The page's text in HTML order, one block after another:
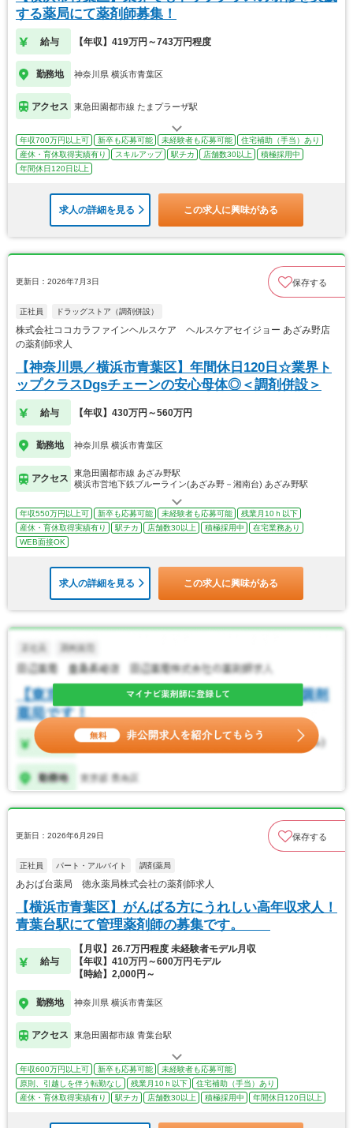
する薬局にて薬剤師募集！
給与 【年収】419万円～743万円程度
勤務地 神奈川県 横浜市青葉区
アクセス 東急田園都市線 たまプラーザ駅
年収700万円以上可 新卒も応募可能 未経験者も応募可能
住宅補助（手当）あり
産休・育休取得実績有り
スキルアップ 駅チカ 店舗数30以上
積極採用中
年間休日120日以上
求人の詳細を見る この求人に興味がある
更新日：2026年7月3日 保存する
正社員 ドラッグストア（調剤併設）
株式会社ココカラファインヘルスケア ヘルスケアセイジョー あざみ野店
の薬剤師求人
【神奈川県／横浜市青葉区】年間休日120日☆業界ト
ップクラスDgsチェーンの安心母体◎＜調剤併設＞
給与 【年収】430万円～560万円
勤務地 神奈川県 横浜市青葉区
アクセス
東急田園都市線 あざみ野駅
横浜市営地下鉄ブルーライン(あざみ野－湘南台) あざみ野駅
年収550万円以上可 新卒も応募可能 未経験者も応募可能
残業月10ｈ以下
産休・育休取得実績有り
駅チカ 店舗数30以上 積極採用中
在宅業務あり
WEB面接OK
求人の詳細を見る この求人に興味がある
更新日：2026年6月29日 保存する
正社員 パート・アルバイト 調剤薬局
あおば台薬局 徳永薬局株式会社の薬剤師求人
【横浜市青葉区】がんばる方にうれしい高年収求人！
青葉台駅にて管理薬剤師の募集です。
給与
【月収】26.7万円程度 未経験者モデル月収
【年収】410万円～600万円モデル
【時給】2,000円～
勤務地 神奈川県 横浜市青葉区
アクセス 東急田園都市線 青葉台駅
年収600万円以上可 新卒も応募可能
未経験者も応募可能
原則、引越しを伴う転勤なし
残業月10ｈ以下
住宅補助（手当）あり
産休・育休取得実績有り
駅チカ 店舗数30以上 積極採用中 年間休日120日以上